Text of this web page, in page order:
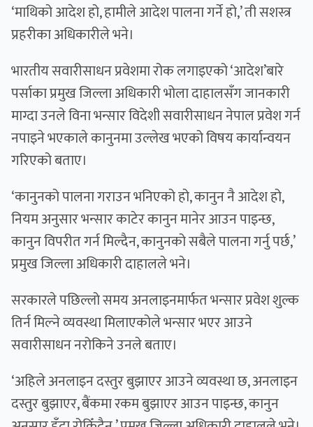
‘माथिको आदेश हो, हामीले आदेश पालना गर्ने हो,’ ती सशस्त्र
प्रहरीका अधिकारीले भने।
भारतीय सवारीसाधन प्रवेशमा रोक लगाइएको ‘आदेश’बारे
पर्साका प्रमुख जिल्ला अधिकारी भोला दाहालसँग जानकारी
माग्दा उनले विना भन्सार विदेशी सवारीसाधन नेपाल प्रवेश गर्न
नपाइने भएकाले कानुनमा उल्लेख भएको विषय कार्यान्वयन
गरिएको बताए।
‘कानुनको पालना गराउन भनिएको हो, कानुन नै आदेश हो,
नियम अनुसार भन्सार काटेर कानुन मानेर आउन पाइन्छ,
कानुन विपरीत गर्न मिल्दैन, कानुनको सबैले पालना गर्नु पर्छ,’
प्रमुख जिल्ला अधिकारी दाहालले भने।
सरकारले पछिल्लो समय अनलाइनमार्फत भन्सार प्रवेश शुल्क
तिर्न मिल्ने व्यवस्था मिलाएकोले भन्सार भएर आउने
सवारीसाधन नरोकिने उनले बताए।
‘अहिले अनलाइन दस्तुर बुझाएर आउने व्यवस्था छ, अनलाइन
दस्तुर बुझाएर, बैंकमा रकम बुझाएर आउन पाइन्छ, कानुन